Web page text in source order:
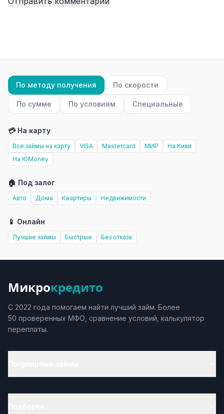
По методу получения По скорости
По сумме По условиям Специальные
💳 На карту
Все займы на карту VISA Mastercard МИР
На Киви
На ЮMoney
🏠 Под залог
Авто Дома Квартиры Недвижимости
📱 Онлайн
Лучшие займы Быстрые Без отказа
Микрокредито
С 2022 года помогаем найти лучший займ. Более
50 проверенных МФО, сравнение условий, калькулятор
переплаты.